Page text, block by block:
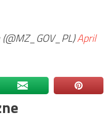
April